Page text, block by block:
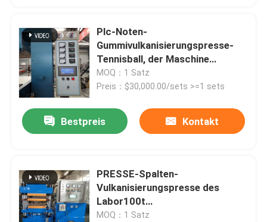
Plc-Noten-
Gummivulkanisierungspresse-
Tennisball, der Maschine
herstellt
MOQ：1 Satz
Preis：$30,000.00/sets >=1 sets
Bestpreis Kontakt
PRESSE-Spalten-
Vulkanisierungspresse des
Labor100t
Gummivulkanisierungs
MOQ：1 Satz